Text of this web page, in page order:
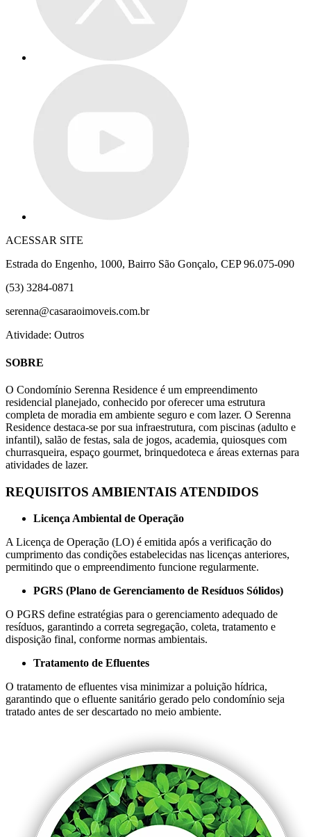
ACESSAR SITE
Estrada do Engenho, 1000, Bairro São Gonçalo, CEP 96.075-090
(53) 3284-0871
serenna@casaraoimoveis.com.br
Atividade: Outros
SOBRE
O Condomínio Serenna Residence é um empreendimento
residencial planejado, conhecido por oferecer uma estrutura
completa de moradia em ambiente seguro e com lazer. O Serenna
Residence destaca-se por sua infraestrutura, com piscinas (adulto e
infantil), salão de festas, sala de jogos, academia, quiosques com
churrasqueira, espaço gourmet, brinquedoteca e áreas externas para
atividades de lazer.
REQUISITOS AMBIENTAIS ATENDIDOS
Licença Ambiental de Operação
A Licença de Operação (LO) é emitida após a verificação do
cumprimento das condições estabelecidas nas licenças anteriores,
permitindo que o empreendimento funcione regularmente.
PGRS (Plano de Gerenciamento de Resíduos Sólidos)
O PGRS define estratégias para o gerenciamento adequado de
resíduos, garantindo a correta segregação, coleta, tratamento e
disposição final, conforme normas ambientais.
Tratamento de Efluentes
O tratamento de efluentes visa minimizar a poluição hídrica,
garantindo que o efluente sanitário gerado pelo condomínio seja
tratado antes de ser descartado no meio ambiente.